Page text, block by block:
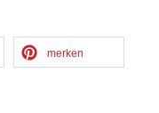
merken